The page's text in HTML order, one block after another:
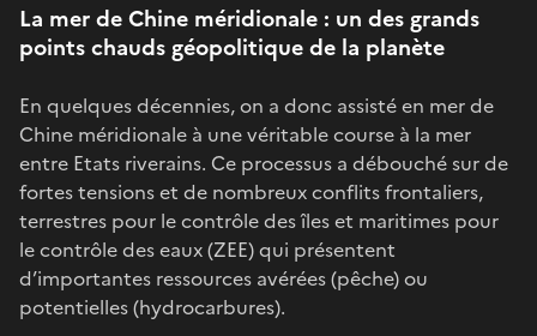
La mer de Chine méridionale : un des grands
points chauds géopolitique de la planète
En quelques décennies, on a donc assisté en mer de
Chine méridionale à une véritable course à la mer
entre Etats riverains. Ce processus a débouché sur de
fortes tensions et de nombreux conflits frontaliers,
terrestres pour le contrôle des îles et maritimes pour
le contrôle des eaux (ZEE) qui présentent
d’importantes ressources avérées (pêche) ou
potentielles (hydrocarbures).